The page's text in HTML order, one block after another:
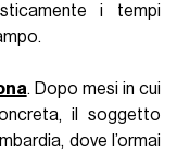
i tempi
. Dopo mesi in cui
il soggetto
dove l’ormai